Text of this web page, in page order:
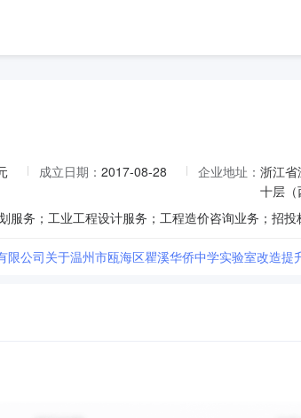
成立日期： 2017-08-28 企业地址： 浙江
十层（
限公司关于温州市瓯海区瞿溪华侨中学实验室改造提